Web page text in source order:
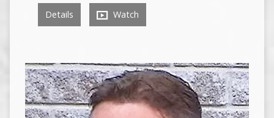
Details Watch